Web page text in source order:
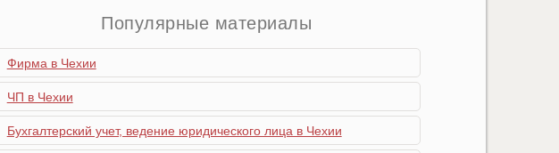
Популярные материалы
Фирма в Чехии
ЧП в Чехии
Бухгалтерский учет, ведение юридического лица в Чехии